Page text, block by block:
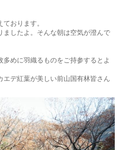
おります。
ましたよ。そんな朝は空気が澄んで
めに羽織るものをご持参するとよ
エデ紅葉が美しい前山国有林皆さん